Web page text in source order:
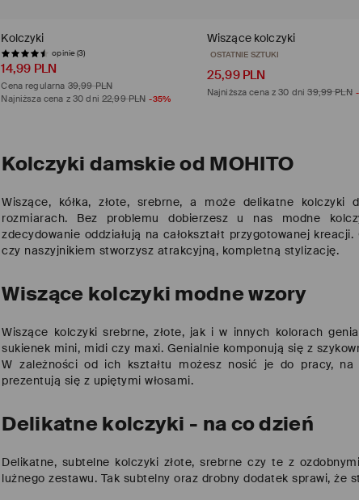
Kolczyki
opinie (3)
14,99 PLN
Cena regularna 39,99 PLN
Najniższa cena z 30 dni 22,99 PLN -35%
Wiszące kolczyki
opinie (6)
25,99 PLN
Najniższa cena z 30 dni 39,99 PLN
Kolczyki damskie od MOHITO
Wiszące, kółka, złote, srebrne, a może delikatne kolczyki
rozmiarach. Bez problemu dobierzesz u nas modne
zdecydowanie oddziałują na całokształt przygotowanej
czy naszyjnikiem stworzysz atrakcyjną, kompletną stylizację.
Wiszące kolczyki modne wzory
Wiszące kolczyki srebrne, złote, jak i w innych kolorach
sukienek mini, midi czy maxi. Genialnie komponują się z
W zależności od ich kształtu możesz nosić je do pracy, na
prezentują się z upiętymi włosami.
Delikatne kolczyki - na co dzień
Delikatne, subtelne kolczyki złote, srebrne czy te z
lużnego zestawu. Tak subtelny oraz drobny dodatek sprawi, że